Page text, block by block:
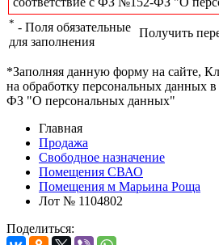
* - Поля обязательные
для заполнения
Получить
*Заполняя данную форму на сайте,
на обработку персональных данных
ФЗ "О персональных данных"
Главная
Продажа
Свободное назначение
Помещения СВАО
Помещения м Марьина Роща
Лот № 1104802
Поделиться: